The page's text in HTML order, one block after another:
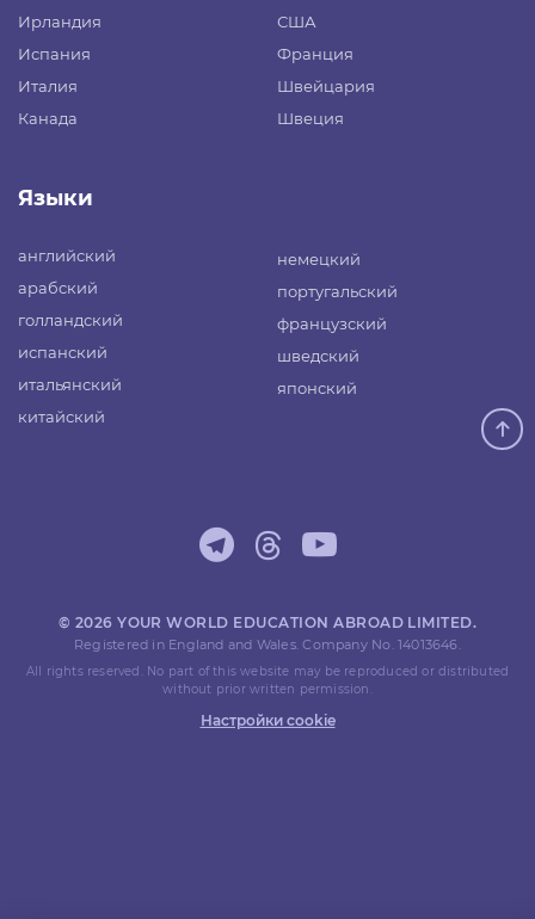
Ирландия
Испания
Италия
Канада
США
Франция
Швейцария
Швеция
Языки
английский
арабский
голландский
испанский
итальянский
китайский
немецкий
португальский
французский
шведский
японский
© 2026 YOUR WORLD EDUCATION ABROAD LIMITED.
Registered in England and Wales. Company No. 14013646.
All rights reserved. No part of this website may be reproduced or distributed
without prior written permission.
Настройки cookie